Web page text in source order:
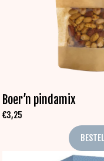
Boer’n pindamix
€3,25